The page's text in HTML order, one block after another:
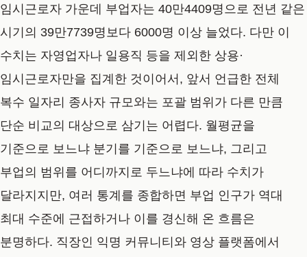
임시근로자 가운데 부업자는 40만4409명으로 전년 같은
시기의 39만7739명보다 6000명 이상 늘었다. 다만 이
수치는 자영업자나 일용직 등을 제외한 상용·
임시근로자만을 집계한 것이어서, 앞서 언급한 전체
복수 일자리 종사자 규모와는 포괄 범위가 다른 만큼
단순 비교의 대상으로 삼기는 어렵다. 월평균을
기준으로 보느냐 분기를 기준으로 보느냐, 그리고
부업의 범위를 어디까지로 두느냐에 따라 수치가
달라지지만, 여러 통계를 종합하면 부업 인구가 역대
최대 수준에 근접하거나 이를 경신해 온 흐름은
분명하다. 직장인 익명 커뮤니티와 영상 플랫폼에서